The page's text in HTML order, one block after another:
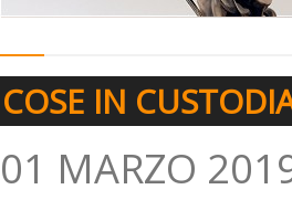
COSE IN
01 MARZO